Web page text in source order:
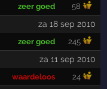
zeer goed 58
za 18 sep 2010
zeer goed 245
za 11 sep 2010
waardeloos 24